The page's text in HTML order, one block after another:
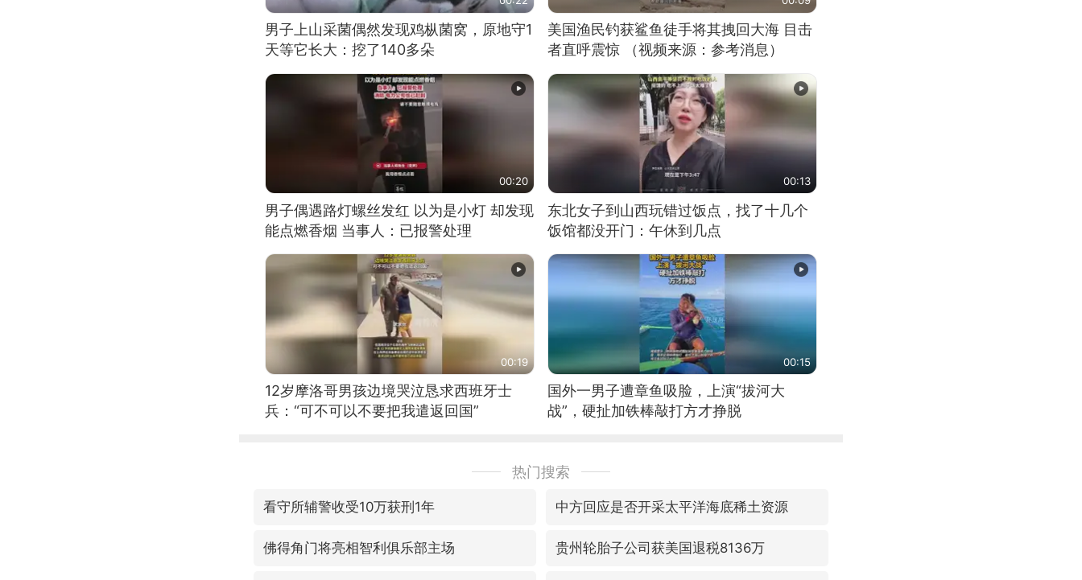
男子上山采菌偶然发现鸡枞菌窝，原地守1
天等它长大：挖了140多朵
美国渔民钓获鲨鱼徒手将其拽回大海 目击
者直呼震惊 （视频来源：参考消息）
00:20
男子偶遇路灯螺丝发红 以为是小灯 却发现
能点燃香烟 当事人：已报警处理
00:13
东北女子到山西玩错过饭点，找了十几个
饭馆都没开门：午休到几点
00:19
12岁摩洛哥男孩边境哭泣恳求西班牙士
兵：“可不可以不要把我遣返回国”
00:15
国外一男子遭章鱼吸脸，上演“拔河大
战”，硬扯加铁棒敲打方才挣脱
热门搜索
看守所辅警收受10万获刑1年 中方回应是否开采太平洋海底稀土资源
佛得角门将亮相智利俱乐部主场 贵州轮胎子公司获美国退税8136万